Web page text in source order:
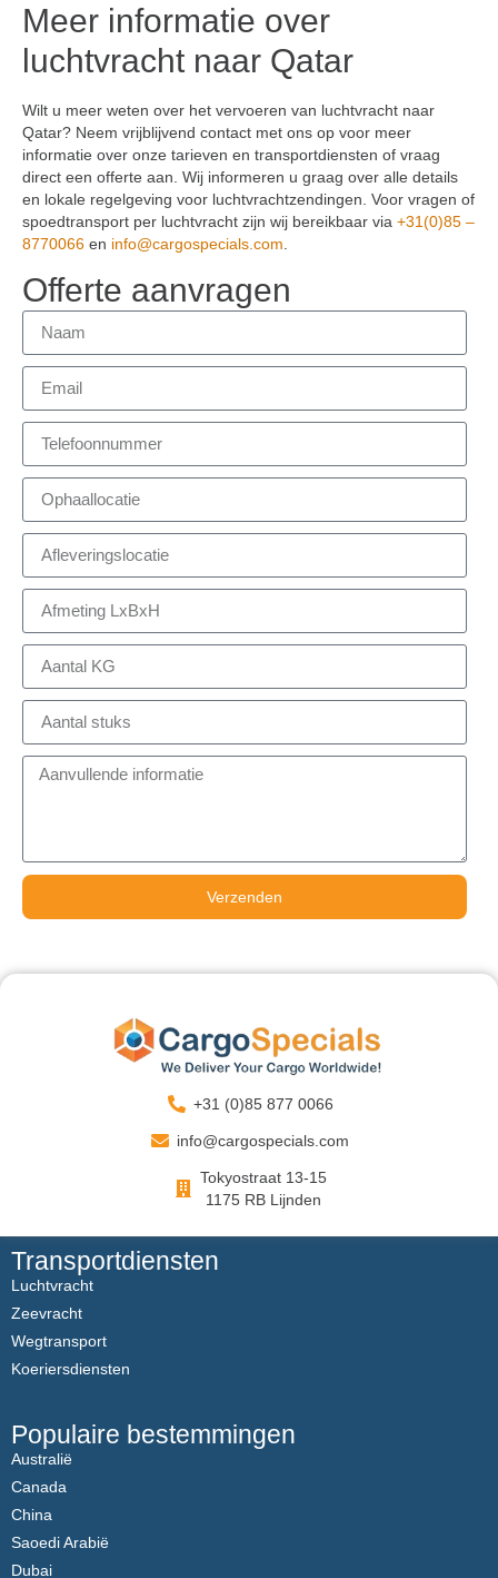
Meer informatie over
luchtvracht naar Qatar
Wilt u meer weten over het vervoeren van luchtvracht naar
Qatar? Neem vrijblijvend contact met ons op voor meer
informatie over onze tarieven en transportdiensten of vraag
direct een offerte aan. Wij informeren u graag over alle details
en lokale regelgeving voor luchtvrachtzendingen. Voor vragen of
spoedtransport per luchtvracht zijn wij bereikbaar via +31(0)85 –
8770066 en info@cargospecials.com
Offerte aanvragen
Verzenden
+31 (0)85 877 0066
info@cargospecials.com
Tokyostraat 13-15
1175 RB Lijnden
Transportdiensten
Luchtvracht
Zeevracht
Wegtransport
Koeriersdiensten
Populaire bestemmingen
Australië
Canada
China
Saoedi Arabië
Dubai